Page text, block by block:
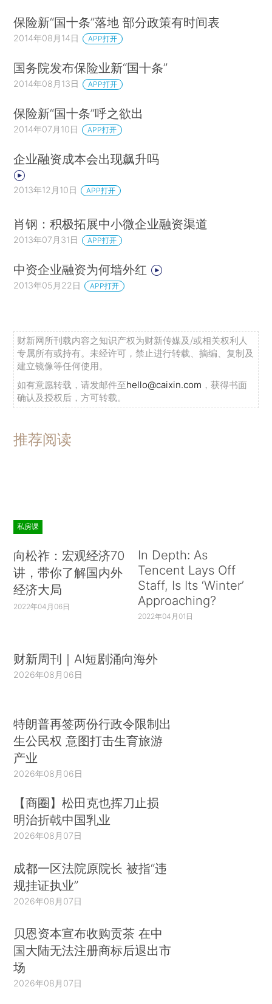
保险新“国十条”落地 部分政策有时间表
2014年08月14日 APP打开
国务院发布保险业新“国十条”
2014年08月13日 APP打开
保险新“国十条”呼之欲出
2014年07月10日 APP打开
企业融资成本会出现飙升吗
2013年12月10日 APP打开
肖钢：积极拓展中小微企业融资渠道
2013年07月31日 APP打开
中资企业融资为何墙外红
2013年05月22日 APP打开
财新网所刊载内容之知识产权为财新传媒及/或相关权利人
专属所有或持有。未经许可，禁止进行转载、摘编、复制及
建立镜像等任何使用。
如有意愿转载，请发邮件至hello@caixin.com ，获得书面
确认及授权后，方可转载。
推荐阅读
私房课
向松祚：宏观经济70
讲，带你了解国内外
经济大局
2022年04月06日
In Depth: As
Tencent Lays Off
Staff, Is Its ‘Winter’
Approaching?
2022年04月01日
财新周刊｜AI短剧涌向海外
2026年08月06日
特朗普再签两份行政令限制出
生公民权 意图打击生育旅游
产业
2026年08月06日
【商圈】松田克也挥刀止损
明治折戟中国乳业
2026年08月07日
成都一区法院原院长 被指“违
规挂证执业”
2026年08月07日
贝恩资本宣布收购贡茶 在中
国大陆无法注册商标后退出市
场
2026年08月07日